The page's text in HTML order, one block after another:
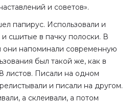
и советов».
папирус. Использовали и
сшитые в пачку полоски. В
напоминали современную
был такой же, как в
листов. Писали на одном
и писали на другом.
а склеивали, а потом